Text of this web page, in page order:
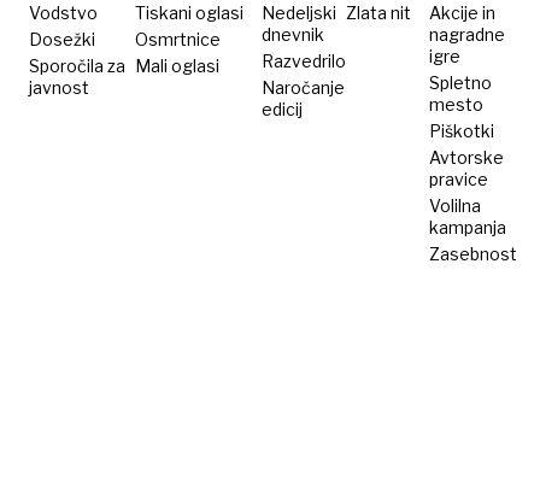
Vodstvo
Dosežki
Sporočila za
javnost
Tiskani oglasi
Osmrtnice
Mali oglasi
Nedeljski
dnevnik
Razvedrilo
Naročanje
edicij
Zlata nit
Akcije in
nagradne
igre
Spletno
mesto
Piškotki
Avtorske
pravice
Volilna
kampanja
Zasebnost